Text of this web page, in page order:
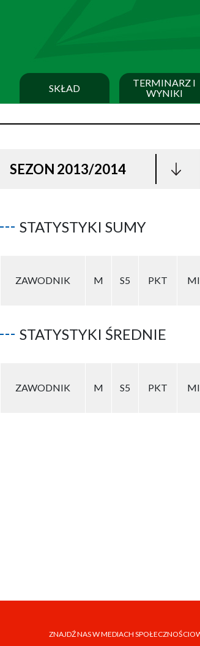
SKŁAD
TERMINARZ I
WYNIKI
SEZON 2013/2014
STATYSTYKI SUMY
ZAWODNIK M S5 PKT
STATYSTYKI ŚREDNIE
ZAWODNIK M S5 PKT
ZNAJDŹ NAS W MEDIACH